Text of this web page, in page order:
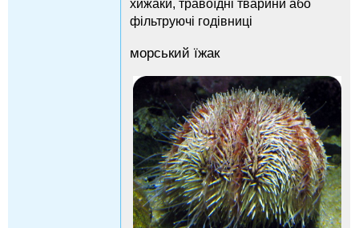
хижаки, травоїдні тварини або
фільтруючі годівниці
морський їжак